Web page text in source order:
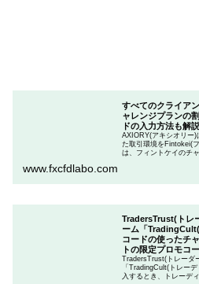
すべてのクライア
ャレンジプランの
ドの入力方法も解説
AXIORY(アキシオリー)
た取引環境をFintokei(
は、フィントケイのチ
ランを申し込むときの
www.fxcfdlabo.com
TradersTrust(トレ
ーム「
コードの使ったチ
トの限定プロモコ
TradersTrust(トレーダ
「TradingCult(トレー
入するとき、トレーデ